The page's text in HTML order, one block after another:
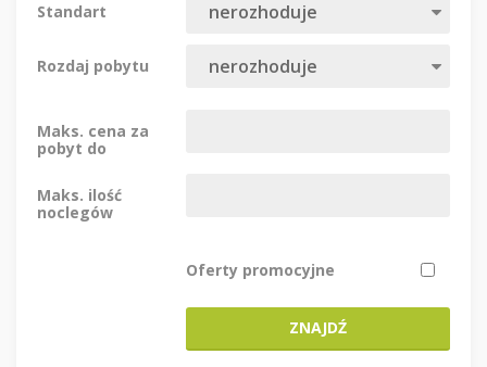
Standart
Rozdaj pobytu
Maks. cena za
pobyt do
Maks. ilość
noclegów
Oferty promocyjne
ZNAJDŹ